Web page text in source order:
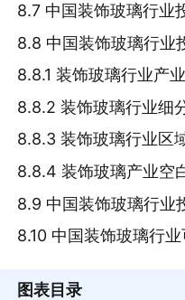
8.7 中国装饰玻璃行业
8.8 中国装饰玻璃行业
8.8.1 装饰玻璃行业产
8.8.2 装饰玻璃行业细
8.8.3 装饰玻璃行业区
8.8.4 装饰玻璃产业空
8.9 中国装饰玻璃行业
8.10 中国装饰玻璃行
图表目录